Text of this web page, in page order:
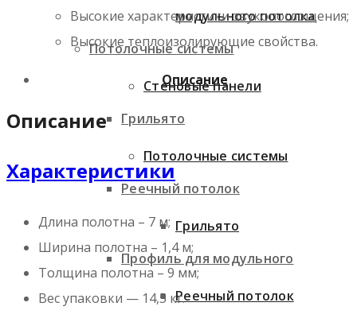
Потолочные системы
Грильято
Реечный потолок
Профиль для модульного
модульного потолка
Стеновые панели
Потолочные системы
Грильято
Реечный потолок
Высокие характеристики звукопоглощения;
Высокие теплоизолирующие свойства.
Описание
Описание
Характеристики
Длина полотна – 7 м;
Ширина полотна – 1,4 м;
Толщина полотна – 9 мм;
Вес упаковки — 14,5 кг.